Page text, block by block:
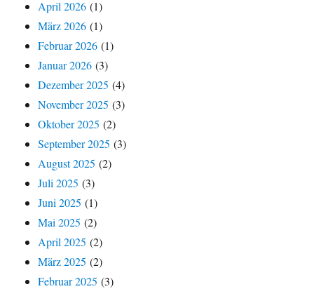
April 2026 (1)
März 2026 (1)
Februar 2026 (1)
Januar 2026 (3)
Dezember 2025 (4)
November 2025 (3)
Oktober 2025 (2)
September 2025 (3)
August 2025 (2)
Juli 2025 (3)
Juni 2025 (1)
Mai 2025 (2)
April 2025 (2)
März 2025 (2)
Februar 2025 (3)